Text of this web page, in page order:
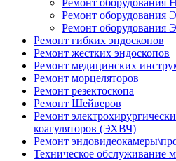
Ремонт
Ремонт оборудования
Ремонт оборудования
Ремонт гибких эндоскопов
Ремонт жестких эндоскопов
Ремонт медицинских
Ремонт морцеляторов
Ремонт резектоскопа
Ремонт Шейверов
Ремонт
коагуляторов (ЭХВЧ)
Ремонт
Техническое обслуживание